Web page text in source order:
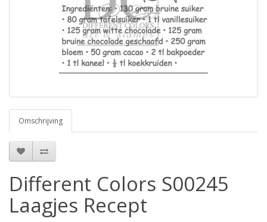
Omschrijving
Different Colors S00245
Laagjes Recept